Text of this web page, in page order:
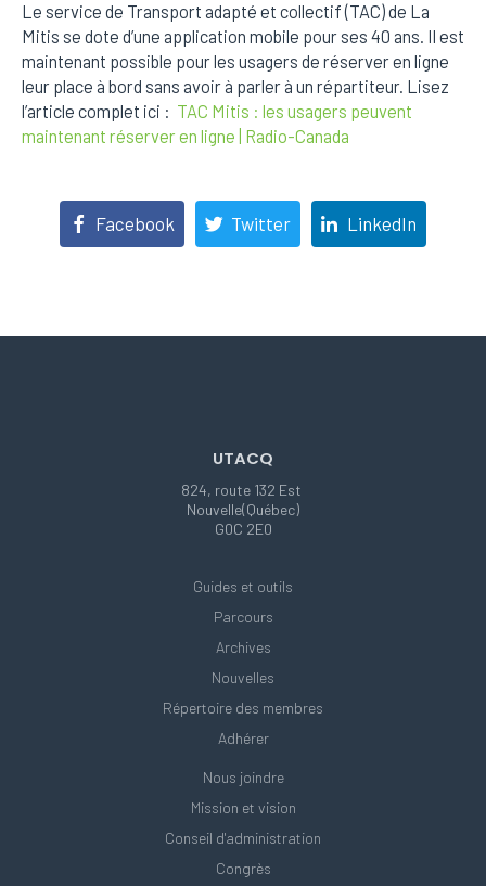
Le service de Transport adapté et collectif (TAC) de La
Mitis se dote d’une application mobile pour ses 40 ans. Il est
maintenant possible pour les usagers de réserver en ligne
leur place à bord sans avoir à parler à un répartiteur. Lisez
l’article complet ici : TAC Mitis : les usagers peuvent
maintenant réserver en ligne | Radio-Canada
Facebook Twitter LinkedIn
UTACQ
824, route 132 Est
Nouvelle(Québec)
G0C 2E0
Guides et outils
Parcours
Archives
Nouvelles
Répertoire des membres
Adhérer
Nous joindre
Mission et vision
Conseil d'administration
Congrès